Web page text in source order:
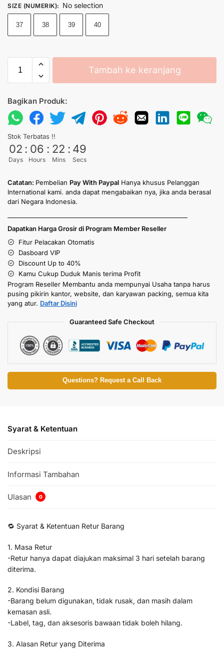
SIZE (NUMERIK): No selection
37 38 39 40
Tambah ke keranjang
Bagikan Produk:
Stok Terbatas !!
02
Days
: 06
Hours
: 22
Mins
: 49
Secs
Catatan: Pembelian Pay With Paypal Hanya khusus Pelanggan
International kami. anda dapat mengabaikan nya, jika anda berasal
dari Negara Indonesia.
Dapatkan Harga Grosir di Program Member Reseller
Fitur Pelacakan Otomatis
Dasboard VIP
Discount Up to 40%
Kamu Cukup Duduk Manis terima Profit
Program Reseller Membantu anda mempunyai Usaha tanpa harus
pusing pikirin kantor, website, dan karyawan packing, semua kita
yang atur. Daftar Disini
Guaranteed Safe Checkout
Questions? Request a Call Back
Syarat & Ketentuan
Deskripsi
Informasi Tambahan
Ulasan 0
🔁 Syarat & Ketentuan Retur Barang
1. Masa Retur
-Retur hanya dapat diajukan maksimal 3 hari setelah barang
diterima.
2. Kondisi Barang
-Barang belum digunakan, tidak rusak, dan masih dalam
kemasan asli.
-Label, tag, dan aksesoris bawaan tidak boleh hilang.
3. Alasan Retur yang Diterima